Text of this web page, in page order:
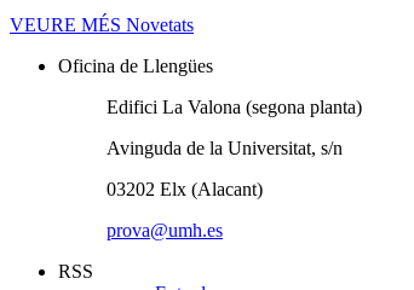
VEURE MÉS Novetats
Oficina de Llengües
Edifici La Valona (segona planta)
Avinguda de la Universitat, s/n
03202 Elx (Alacant)
prova@umh.es
RSS